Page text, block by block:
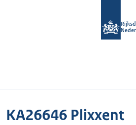
KA26646 Plixxent